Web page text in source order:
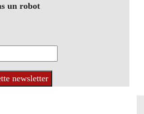
un robot